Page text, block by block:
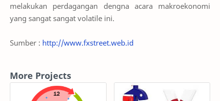
melakukan perdagangan dengna acara makroekonomi
yang sangat sangat volatile ini.
Sumber : http://www.fxstreet.web.id
More Projects